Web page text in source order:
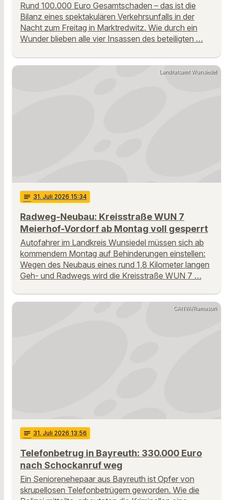
Rund 100.000 Euro Gesamtschaden – das ist die
Bilanz eines spektakulären Verkehrsunfalls in der
Nacht zum Freitag in Marktredwitz. Wie durch ein
Wunder blieben alle vier Insassen des beteiligten …
Landratsamt Wunsiedel
notes 31. Juli 2026 15:34
Radweg-Neubau: Kreisstraße WUN 7
Meierhof-Vordorf ab Montag voll gesperrt
Autofahrer im Landkreis Wunsiedel müssen sich ab
kommendem Montag auf Behinderungen einstellen:
Wegen des Neubaus eines rund 1,8 Kilometer langen
Geh- und Radwegs wird die Kreisstraße WUN 7 …
CANVA/Ramasuri
notes 31. Juli 2026 13:56
Telefonbetrug in Bayreuth: 330.000 Euro
nach Schockanruf weg
Ein Seniorenehepaar aus Bayreuth ist Opfer von
skrupellosen Telefonbetrügern geworden. Wie die